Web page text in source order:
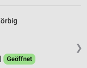
❯
Geöffnet